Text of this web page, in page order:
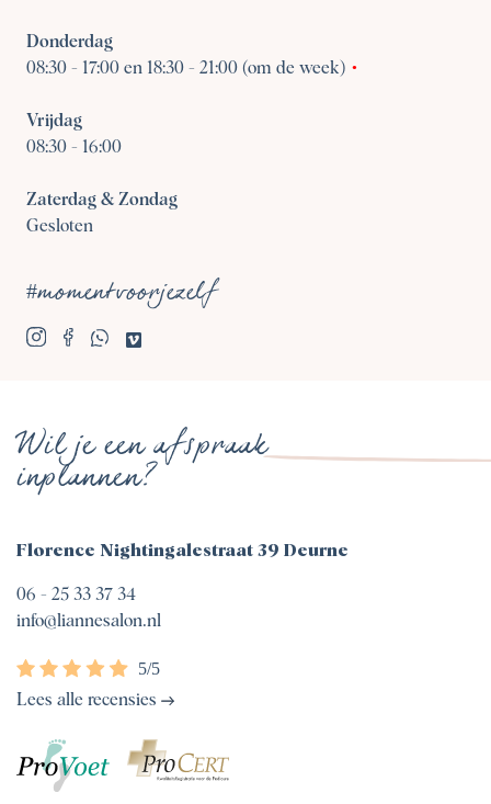
Wil je een afspraak
inplannen?
Florence Nightingalestraat 39 Deurne
06 - 25 33 37 34
info@liannesalon.nl
Lees alle recensies
Donderdag
08:30 - 17:00 en 18:30 - 21:00 (om de week)
Vrijdag
08:30 - 16:00
Zaterdag & Zondag
Gesloten
#momentvoorjezelf